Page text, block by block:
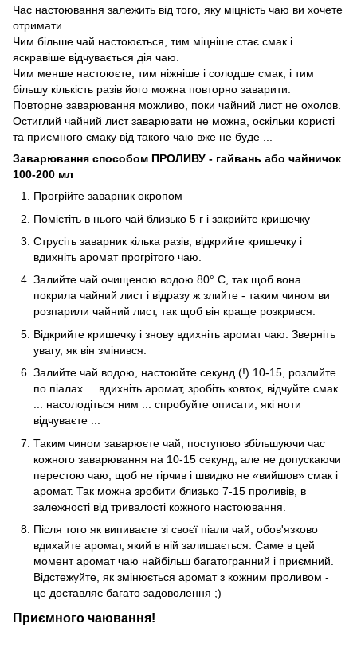
Час настоювання залежить від того, яку міцність чаю ви хочете
отримати.
Чим більше чай настоюється, тим міцніше стає смак і
яскравіше відчувається дія чаю.
Чим менше настоюєте, тим ніжніше і солодше смак, і тим
більшу кількість разів його можна повторно заварити.
Повторне заварювання можливо, поки чайний лист не охолов.
Остиглий чайний лист заварювати не можна, оскільки користі
та приємного смаку від такого чаю вже не буде ...
Заварювання способом ПРОЛИВУ - гайвань або чайничок
100-200 мл
Прогрійте заварник окропом
Помістіть в нього чай близько 5 г і закрийте кришечку
Струсіть заварник кілька разів, відкрийте кришечку і
вдихніть аромат прогрітого чаю.
Залийте чай очищеною водою 80° С, так щоб вона
покрила чайний лист і відразу ж злийте - таким чином ви
розпарили чайний лист, так щоб він краще розкрився.
Відкрийте кришечку і знову вдихніть аромат чаю. Зверніть
увагу, як він змінився.
Залийте чай водою, настоюйте секунд (!) 10-15, розлийте
по піалах ... вдихніть аромат, зробіть ковток, відчуйте смак
... насолодіться ним ... спробуйте описати, які ноти
відчуваєте ...
Таким чином заварюєте чай, поступово збільшуючи час
кожного заварювання на 10-15 секунд, але не допускаючи
перестою чаю, щоб не гірчив і швидко не «вийшов» смак і
аромат. Так можна зробити близько 7-15 проливів, в
залежності від тривалості кожного настоювання.
Після того як випиваєте зі своєї піали чай, обов'язково
вдихайте аромат, який в ній залишається. Саме в цей
момент аромат чаю найбільш багатогранний і приємний.
Відстежуйте, як змінюється аромат з кожним проливом -
це доставляє багато задоволення ;)
Приємного чаювання!